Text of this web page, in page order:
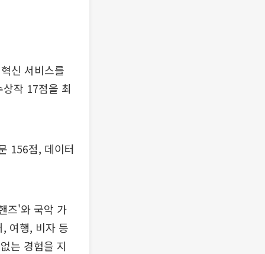
신 서비스를
작 17점을 최
156점, 데이터
즈'와 국악 가
여행, 비자 등
는 경험을 지